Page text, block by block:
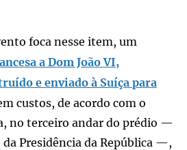
foca nesse item, um
a Dom João VI,
e enviado à Suíça para
custos, de acordo com o
no terceiro andar do prédio —
Presidência da República —,